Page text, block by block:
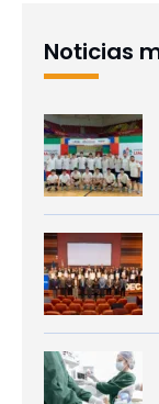
Noticias